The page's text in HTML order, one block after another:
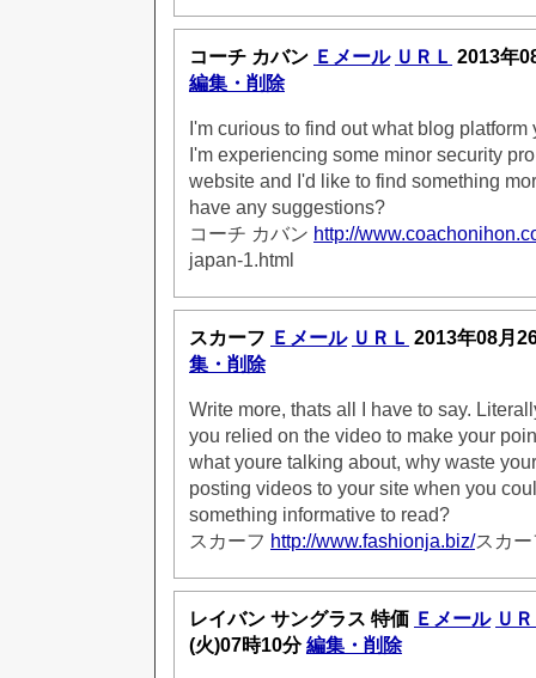
コーチ カバン Ｅメール ＵＲＬ 2013年
編集・削除
I'm curious to find out what blog
I'm experiencing some minor security
website and I'd like to find something
have any suggestions?
コーチ カバン http://
japan-1.html
スカーフ Ｅメール ＵＲＬ 2013年08月
集・削除
Write more, thats all I have to say.
you relied on the video to make your
what youre talking about, why waste
posting videos to your site when you
something informative to read?
スカーフ http://www.fashionja.biz/スカ
レイバン サングラス 特価 Ｅメール Ｕ
(火)07時10分編集・削除